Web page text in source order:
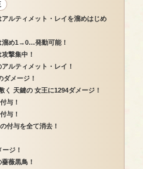
ルティメット・レイを溜めはじめ
溜め1→0…発動可能！
撃集中！
ルティメット・レイ！
ダメージ！
天鍵の 女王に1294ダメージ！
与！
与！
付与を全て消去！
ジ！
薇黒鳥！